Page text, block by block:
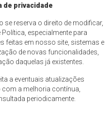
de privacidade
se reserva o direito de modificar,
especialmente para
feitas em nosso site, sistemas e
de novas funcionalidades,
daquelas já existentes.
a eventuais atualizações
a melhoria contínua,
periodicamente.